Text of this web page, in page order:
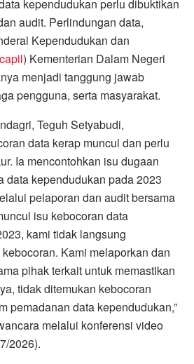
kependudukan perlu dibuktikan
audit. Perlindungan data,
Kependudukan dan
) Kementerian Dalam Negeri
menjadi tanggung jawab
pengguna, serta masyarakat.
Teguh Setyabudi,
data kerap muncul dan perlu
Ia mencontohkan isu dugaan
data kependudukan pada 2023
pelaporan dan audit bersama
isu kebocoran data
kami tidak langsung
Kami melaporkan dan
pihak terkait untuk memastikan
tidak ditemukan kebocoran
pemadanan data kependudukan,”
melalui konferensi video
2026).